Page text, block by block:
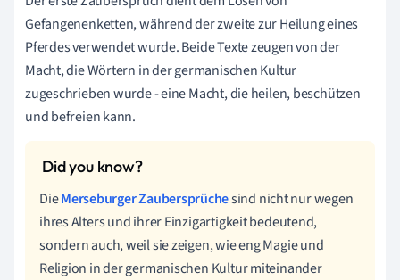
Gefangenenketten, während der zweite zur Heilung eines
Pferdes verwendet wurde. Beide Texte zeugen von der
Macht, die Wörtern in der germanischen Kultur
zugeschrieben wurde - eine Macht, die heilen, beschützen
und befreien kann.
DieMerseburger Zaubersprüchesind nicht nur wegen
ihres Alters und ihrer Einzigartigkeit bedeutend,
sondern auch, weil sie zeigen, wie eng Magie und
Religion in der germanischen Kultur miteinander